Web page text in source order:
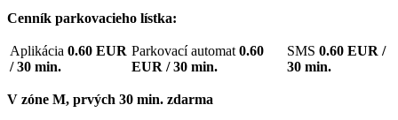
Cenník parkovacieho lístka:
Aplikácia 0.60 EUR
/ 30 min.
Parkovací automat 0.60
EUR / 30 min.
SMS 0.60 EUR /
30 min.
V zóne M, prvých 30 min. zdarma